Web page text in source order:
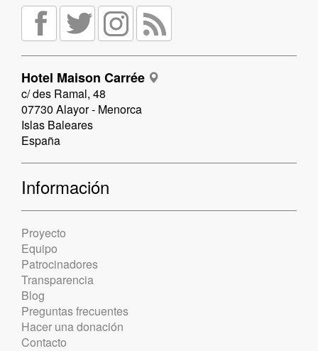
Hotel Maison Carrée
c/ des Ramal, 48
07730 Alayor - Menorca
Islas Baleares
España
Información
Proyecto
Equipo
Patrocinadores
Transparencia
Blog
Preguntas frecuentes
Hacer una donación
Contacto